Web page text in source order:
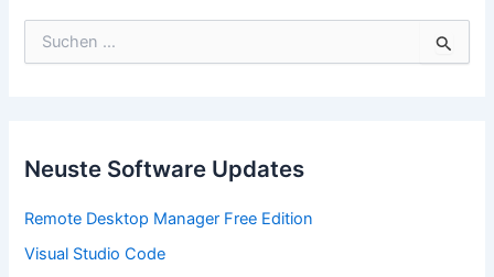
n
h
:
Neuste Software Updates
Remote Desktop Manager Free Edition
Visual Studio Code